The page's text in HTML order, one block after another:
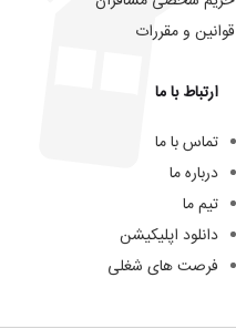
قوانین و مقررات
ارتباط با ما
تماس با ما
درباره ما
تیم ما
دانلود اپلیکیشن
فرصت های شغلی